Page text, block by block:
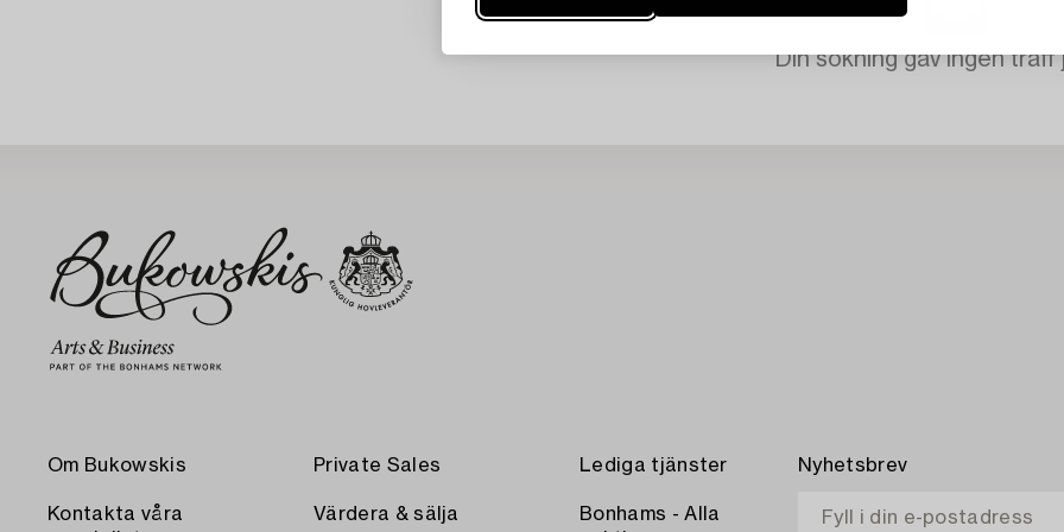
Din sökning gav ingen träff
Om Bukowskis
Kontakta våra
Private Sales
Värdera & sälja
Lediga tjänster
Bonhams - Alla
Nyhetsbrev